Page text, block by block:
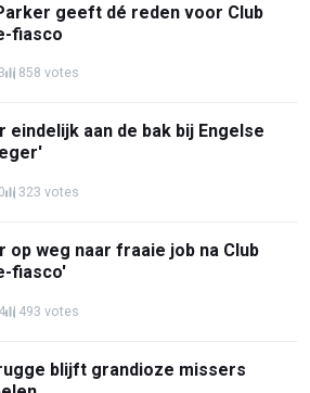
geeft dé reden voor Club
fiasco
858 votes
eindelijk aan de bak bij Engelse
323 votes
op weg naar fraaie job na Club
fiasco'
493 votes
blijft grandioze missers